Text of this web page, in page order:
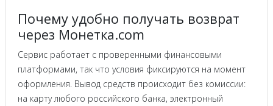
Почему удобно получать возврат
через Монетка.com
Сервис работает с проверенными финансовыми
платформами, так что условия фиксируются на момент
оформления. Вывод средств происходит без комиссии:
на карту любого российского банка, электронный